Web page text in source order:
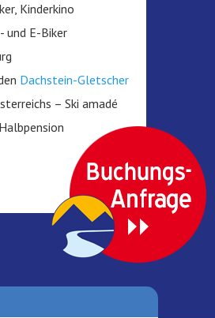
Kinderkino
und E-Biker
Dachstein-Gletscher
– Ski amadé